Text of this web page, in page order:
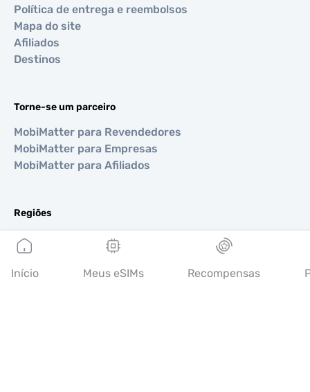
Política de entrega e reembolsos
Mapa do site
Afiliados
Destinos
Torne-se um parceiro
MobiMatter para Revendedores
MobiMatter para Empresas
MobiMatter para Afiliados
Regiões
eSIM para Europa
eSIM para Ásia
eSIM para Américas
Início Meus eSIMs Recompensas